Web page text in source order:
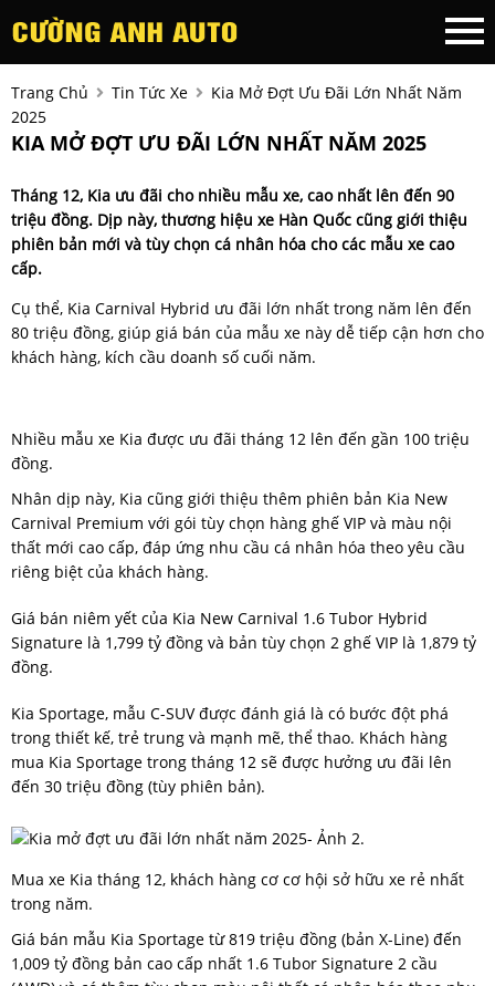
Trang Chủ Tin Tức Xe
Kia Mở Đợt Ưu Đãi Lớn Nhất Năm
2025
KIA MỞ ĐỢT ƯU ĐÃI LỚN NHẤT NĂM 2025
Tháng 12, Kia ưu đãi cho nhiều mẫu xe, cao nhất lên đến 90
triệu đồng. Dịp này, thương hiệu xe Hàn Quốc cũng giới thiệu
phiên bản mới và tùy chọn cá nhân hóa cho các mẫu xe cao
cấp.
Cụ thể, Kia Carnival Hybrid ưu đãi lớn nhất trong năm lên đến
80 triệu đồng, giúp giá bán của mẫu xe này dễ tiếp cận hơn cho
khách hàng, kích cầu doanh số cuối năm.
Nhiều mẫu xe Kia được ưu đãi tháng 12 lên đến gần 100 triệu
đồng.
Nhân dịp này, Kia cũng giới thiệu thêm phiên bản Kia New
Carnival Premium với gói tùy chọn hàng ghế VIP và màu nội
thất mới cao cấp, đáp ứng nhu cầu cá nhân hóa theo yêu cầu
riêng biệt của khách hàng.
Giá bán niêm yết của Kia New Carnival 1.6 Tubor Hybrid
Signature là 1,799 tỷ đồng và bản tùy chọn 2 ghế VIP là 1,879 tỷ
đồng.
Kia Sportage, mẫu C-SUV được đánh giá là có bước đột phá
trong thiết kế, trẻ trung và mạnh mẽ, thể thao. Khách hàng
mua Kia Sportage trong tháng 12 sẽ được hưởng ưu đãi lên
đến 30 triệu đồng (tùy phiên bản).
Mua xe Kia tháng 12, khách hàng cơ cơ hội sở hữu xe rẻ nhất
trong năm.
Giá bán mẫu Kia Sportage từ 819 triệu đồng (bản X-Line) đến
1,009 tỷ đồng bản cao cấp nhất 1.6 Tubor Signature 2 cầu